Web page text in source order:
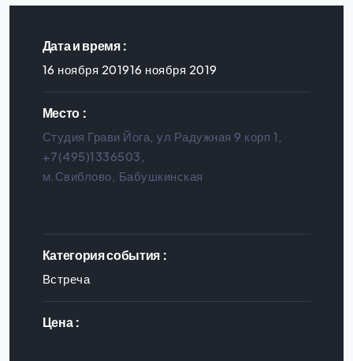
Дата и время :
16 ноября 201916 ноября 2019
Место :
Студия Грави Йога, ул Радужная 9 корп 1,
+7(495)1336503,
м.Свиблово, Бабушкинская
Категория события :
Встреча
Цена :